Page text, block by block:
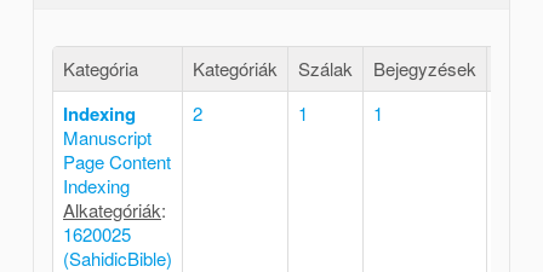
Kategória Kategóriák Szálak Bejegyzések
Indexing
Manuscript
Page Content
Indexing
Alkategóriák:
1620025
(SahidicBible)
2 1
1